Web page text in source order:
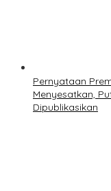
Pernyataan
Menyesatkan,
Dipublikasikan